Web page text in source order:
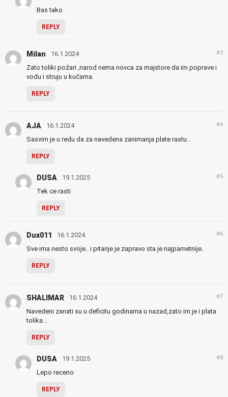
Bas tako
REPLY
Milan 16.1.2024 #3
Zato toliki požari ,narod nema novca za majstore da im poprave i
vodu i struju u kučama.
REPLY
AJA 16.1.2024 #4
Sasvim je u redu da za navedena zanimanja plate rastu..
REPLY
DUSA 19.1.2025 #5
Tek ce rasti
REPLY
Dux011 16.1.2024 #6
Sve ima nesto svoje.. i pitanje je zapravo sta je najpametnije..
REPLY
SHALIMAR 16.1.2024 #7
Navedeni zanati su u deficitu godinama u nazad,zato im je i plata
tolika…
REPLY
DUSA 19.1.2025 #8
Lepo receno
REPLY